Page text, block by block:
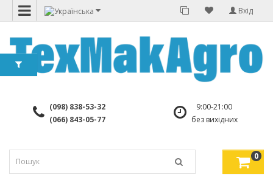
Вхід
(098) 838-53-32
(066) 843-05-77
9:00-21:00
без вихідних
0